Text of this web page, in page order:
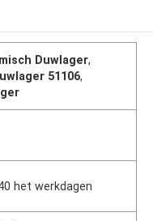
Duwlager,
51106,
het werkdagen